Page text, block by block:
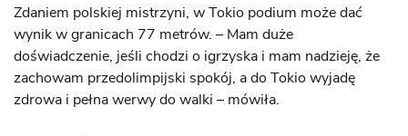
Zdaniem polskiej mistrzyni, w Tokio podium może dać
wynik w granicach 77 metrów. – Mam duże
doświadczenie, jeśli chodzi o igrzyska i mam nadzieję, że
zachowam przedolimpijski spokój, a do Tokio wyjadę
zdrowa i pełna werwy do walki – mówiła.